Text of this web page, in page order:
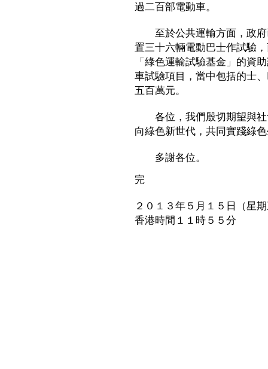
過二百部電動車。
至於公共運輸方面，政府
置三十六輛電動巴士作試驗
「綠色運輸試驗基金」的資
車試驗項目，當中包括的士
五百萬元。
各位，我們殷切期望與社
向綠色新世代，共同實踐綠
多謝各位。
完
２０１３年５月１５日（星
香港時間１１時５５分